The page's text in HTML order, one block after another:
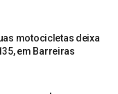
motocicletas deixa
em Barreiras